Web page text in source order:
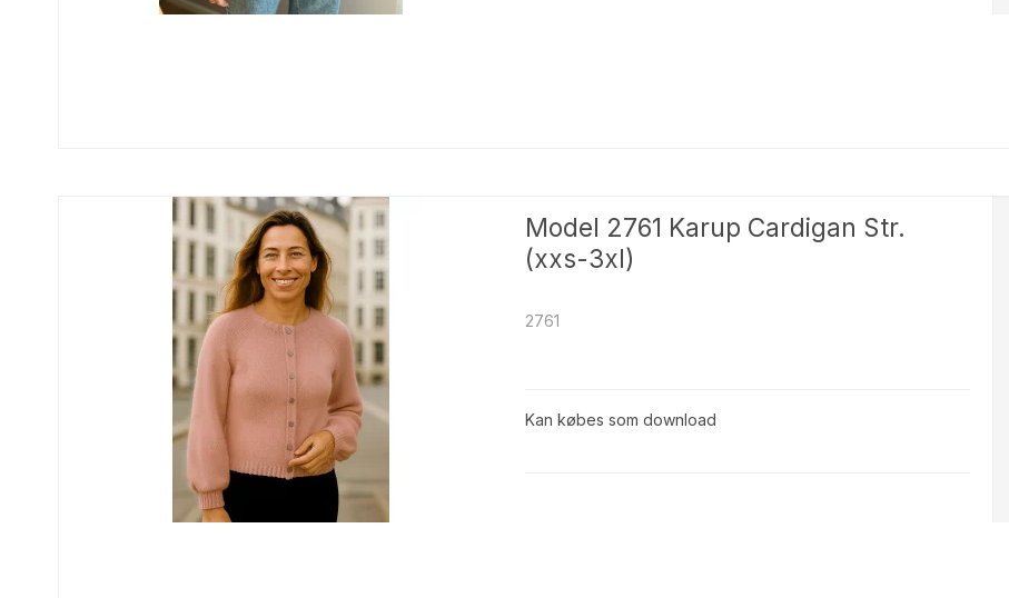
Model 2761 Karup Cardigan Str.
(xxs-3xl)
2761
Kan købes som download